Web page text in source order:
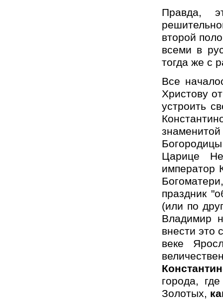
Правда,
второй
всеми в
тогда же с
Все
Христову
устроить
Царице
император
праздник
(или по
Владимир
внести это
веке
города,
Золотых,